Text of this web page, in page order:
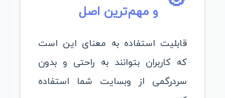
و مهم‌ترین اصل
قابلیت استفاده به معنای این است
که کاربران بتوانند به راحتی و بدون
سردرگمی از وبسایت شما استفاده